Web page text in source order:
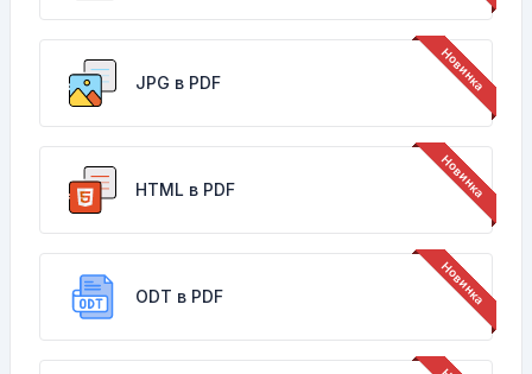
JPG в PDF
HTML в PDF
ODT в PDF